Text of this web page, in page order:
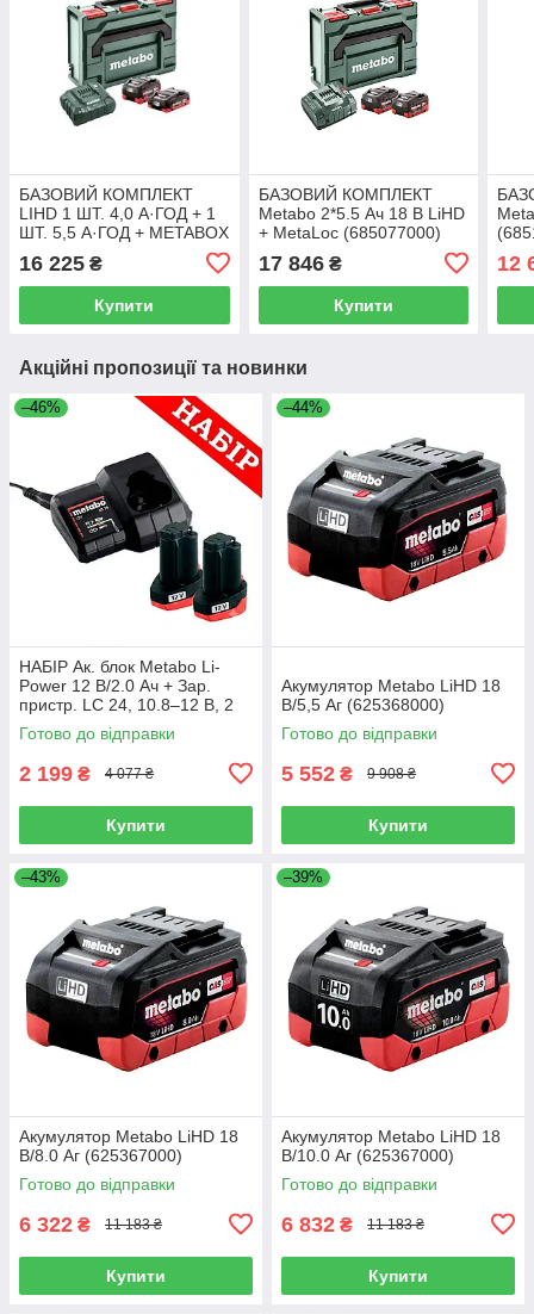
БАЗОВИЙ КОМПЛЕКТ
LIHD 1 ШТ. 4,0 А·ГОД + 1
ШТ. 5,5 А·ГОД + METABOX
16 225 ₴
Купити
БАЗОВИЙ КОМПЛЕКТ
Metabo 2*5.5 Ач 18 В LiHD
+ MetaLoc (685077000)
17 846₴
Купити
12
Акційні пропозиції та новинки
–46%
НАБІР Ак. блок Metabo Li-
Power 12 В/2.0 Ач + Зар.
пристр. LC 24, 10.8–12 В, 2
А, Metabo PowerMaxx
Готово до відправки
2 199 ₴ 4 077 ₴
Купити
–44%
Акумулятор Metabo LiHD 18
В/5,5 Аг (625368000)
Готово до відправки
5 552 ₴ 9 908 ₴
Купити
–43%
Акумулятор Metabo LiHD 18
В/8.0 Аг (625367000)
Готово до відправки
6 322 ₴ 11 183 ₴
Купити
–39%
Акумулятор Metabo LiHD 18
В/10.0 Аг (625367000)
Готово до відправки
6 832 ₴ 11 183 ₴
Купити